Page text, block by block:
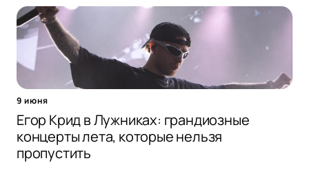
9 июня
Егор Крид в Лужниках: грандиозные
концерты лета, которые нельзя
пропустить